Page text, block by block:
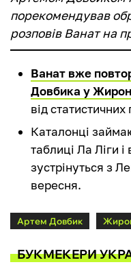
порекомендував
розповів Ванат на
Ванат вже
Довбика у
від статистичних
Каталонці
таблиці Ла Ліги
зустрінуться з
вересня.
Артем Довбик
БУКМЕКЕРИ